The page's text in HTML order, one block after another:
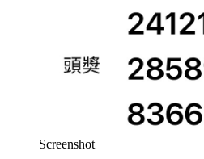
Screenshot